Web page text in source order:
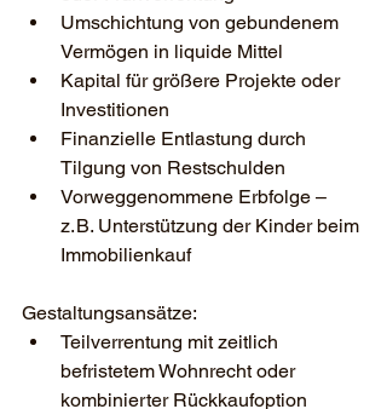
Umschichtung von gebundenem
Vermögen in liquide Mittel
Kapital für größere Projekte oder
Investitionen
Finanzielle Entlastung durch
Tilgung von Restschulden
Vorweggenommene Erbfolge –
z. B. Unterstützung der Kinder beim
Immobilienkauf
Gestaltungsansätze:
Teilverrentung mit zeitlich
befristetem Wohnrecht oder
kombinierter Rückkaufoption